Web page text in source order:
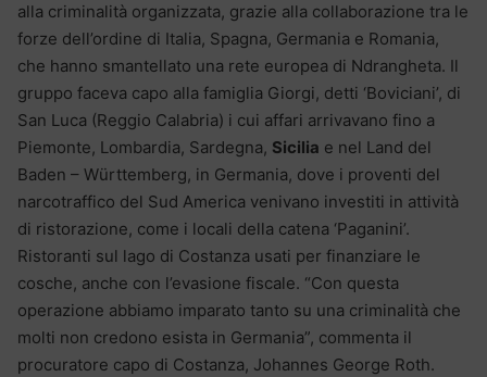
alla criminalità organizzata, grazie alla collaborazione tra le
forze dell’ordine di Italia, Spagna, Germania e Romania,
che hanno smantellato una rete europea di Ndrangheta. Il
gruppo faceva capo alla famiglia Giorgi, detti ‘Boviciani’, di
San Luca (Reggio Calabria) i cui affari arrivavano fino a
Piemonte, Lombardia, Sardegna, Sicilia e nel Land del
Baden – Württemberg, in Germania, dove i proventi del
narcotraffico del Sud America venivano investiti in attività
di ristorazione, come i locali della catena ‘Paganini’.
Ristoranti sul lago di Costanza usati per finanziare le
cosche, anche con l’evasione fiscale. “Con questa
operazione abbiamo imparato tanto su una criminalità che
molti non credono esista in Germania”, commenta il
procuratore capo di Costanza, Johannes George Roth.